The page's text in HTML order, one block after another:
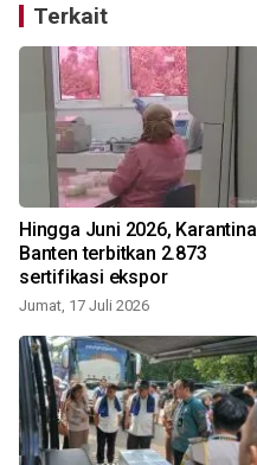
Terkait
Hingga Juni 2026, Karantina
Banten terbitkan 2.873
sertifikasi ekspor
Jumat, 17 Juli 2026